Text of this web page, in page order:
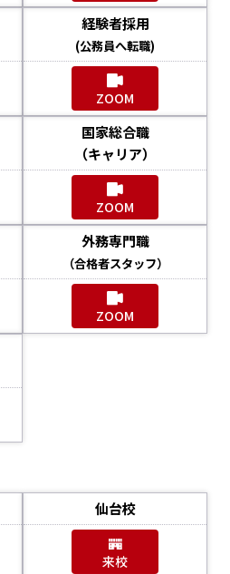
経験者採用
(公務員へ転職)
ZOOM
国家総合職
（キャリア）
ZOOM
外務専門職
（合格者スタッフ）
ZOOM
仙台校
来校